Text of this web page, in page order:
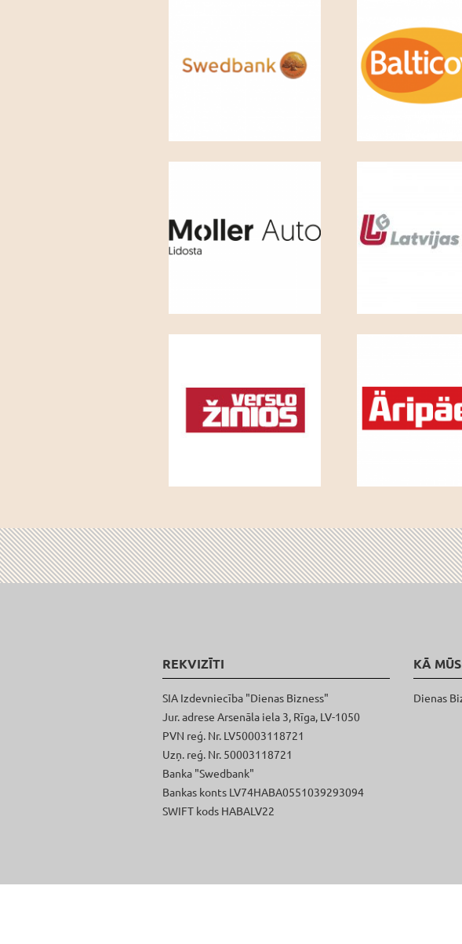
REKVIZĪTI
SIA Izdevniecība "Dienas Bizness"
Jur. adrese Arsenāla iela 3, Rīga, LV-1050
PVN reģ. Nr. LV50003118721
Uzņ. reģ. Nr. 50003118721
Banka "Swedbank"
Bankas konts LV74HABA0551039293094
SWIFT kods HABALV22
KĀ
Dienas